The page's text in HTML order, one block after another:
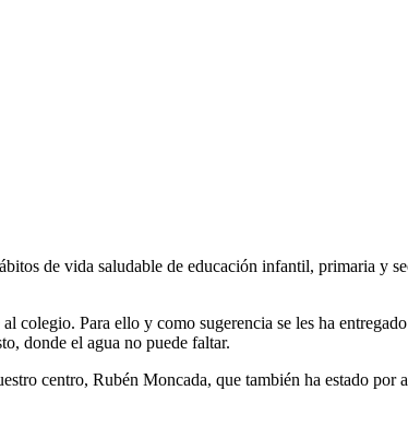
de vida saludable de educación infantil, primaria y
colegio. Para ello y como sugerencia se les ha
donde el agua no puede faltar.
centro, Rubén Moncada, que también ha estado